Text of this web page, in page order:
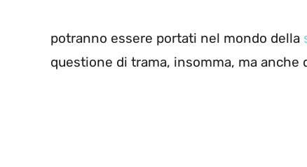
potranno essere portati nel mondo della
questione di trama, insomma, ma anche